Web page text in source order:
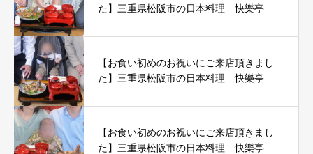
た】三重県松阪市の日本料理 快樂亭
【お食い初めのお祝いにご来店頂きまし
た】三重県松阪市の日本料理 快樂亭
【お食い初めのお祝いにご来店頂きまし
た】三重県松阪市の日本料理 快樂亭